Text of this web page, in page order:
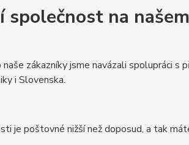
společnost na
zákazníky jsme navázali spolupráci s
i Slovenska.
je poštovné nižší než doposud, a tak